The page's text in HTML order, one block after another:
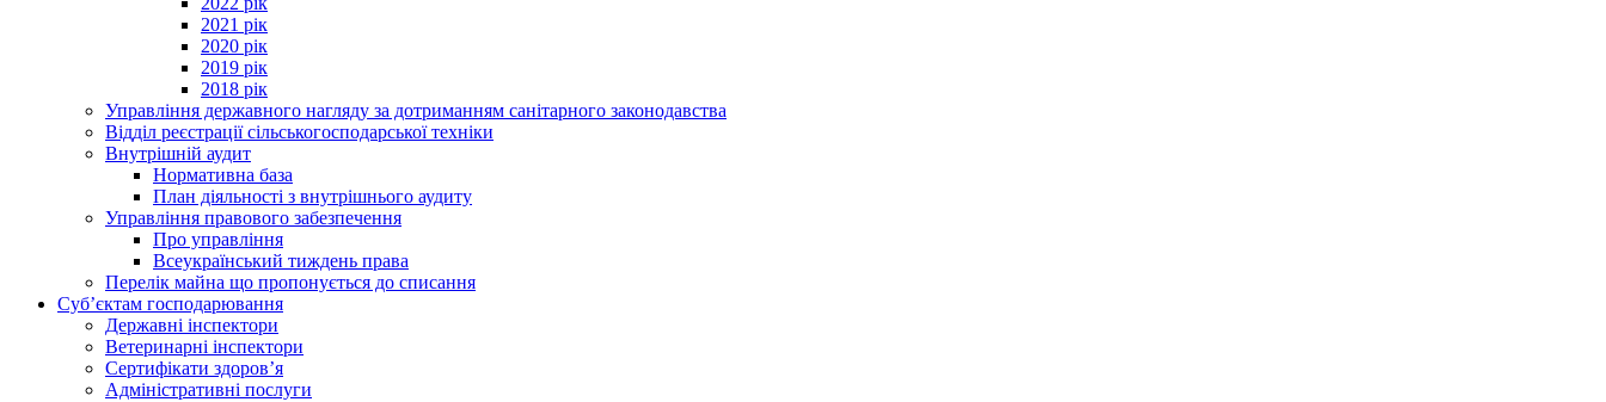
2021 рік
2020 рік
2019 рік
2018 рік
Управління державного нагляду за дотриманням санітарного законодавства
Відділ реєстрації сільськогосподарської техніки
Внутрішній аудит
Нормативна база
План діяльності з внутрішнього аудиту
Управління правового забезпечення
Про управління
Всеукраїнський тиждень права
Перелік майна що пропонується до списання
Суб’єктам господарювання
Державні інспектори
Ветеринарні інспектори
Сертифікати здоров’я
Адміністративні послуги